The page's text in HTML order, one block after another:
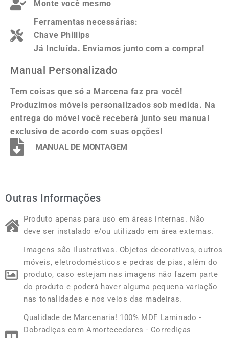
Monte você mesmo
Ferramentas necessárias:
Chave Phillips
Já Incluída. Enviamos junto com a compra!
Manual Personalizado
Tem coisas que só a Marcena faz pra você!
Produzimos móveis personalizados sob medida. Na
entrega do móvel você receberá junto seu manual
exclusivo de acordo com suas opções!
MANUAL DE MONTAGEM
Outras Informações
Produto apenas para uso em áreas internas. Não
deve ser instalado e/ou utilizado em área externas.
Imagens são ilustrativas. Objetos decorativos, outros
móveis, eletrodomésticos e pedras de pias, além do
produto, caso estejam nas imagens não fazem parte
do produto e poderá haver alguma pequena variação
nas tonalidades e nos veios das madeiras.
Qualidade de Marcenaria! 100% MDF Laminado -
Dobradiças com Amortecedores - Corrediças